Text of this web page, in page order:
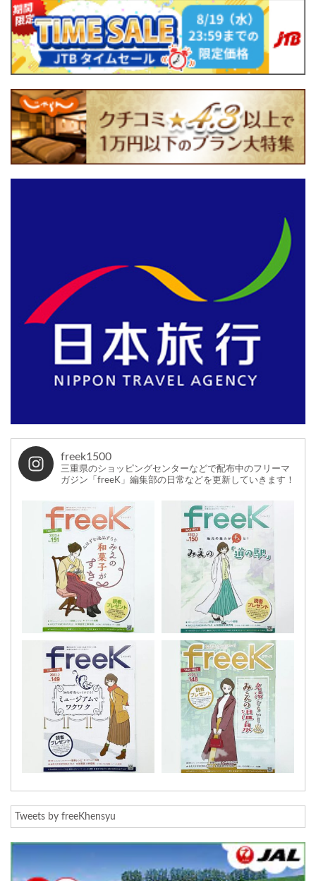
freek1500
三重県のショッピングセンターなどで配布中のフリーマ
ガジン「freeK」編集部の日常などを更新していきます！
Tweets by freeKhensyu